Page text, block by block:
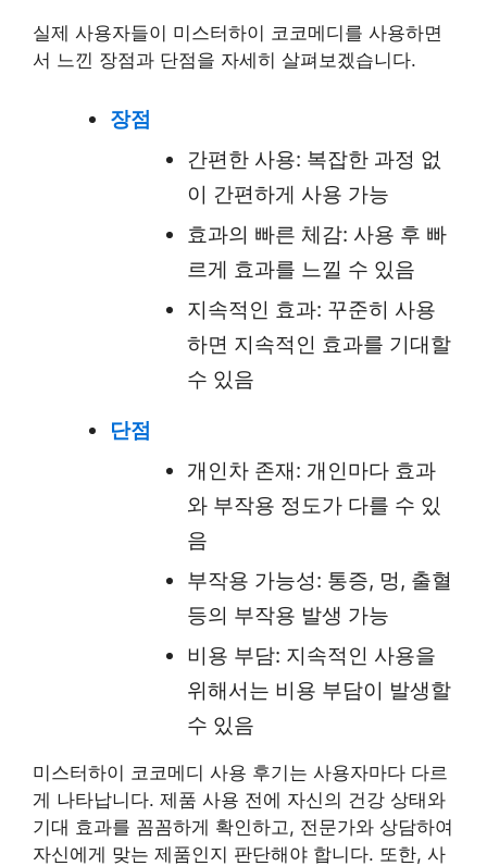
실제 사용자들이 미스터하이 코코메디를 사용하면
서 느낀 장점과 단점을 자세히 살펴보겠습니다.
장점
간편한 사용: 복잡한 과정 없
이 간편하게 사용 가능
효과의 빠른 체감: 사용 후 빠
르게 효과를 느낄 수 있음
지속적인 효과: 꾸준히 사용
하면 지속적인 효과를 기대할
수 있음
단점
개인차 존재: 개인마다 효과
와 부작용 정도가 다를 수 있
음
부작용 가능성: 통증, 멍, 출혈
등의 부작용 발생 가능
비용 부담: 지속적인 사용을
위해서는 비용 부담이 발생할
수 있음
미스터하이 코코메디 사용 후기는 사용자마다 다르
게 나타납니다. 제품 사용 전에 자신의 건강 상태와
기대 효과를 꼼꼼하게 확인하고, 전문가와 상담하여
자신에게 맞는 제품인지 판단해야 합니다. 또한, 사